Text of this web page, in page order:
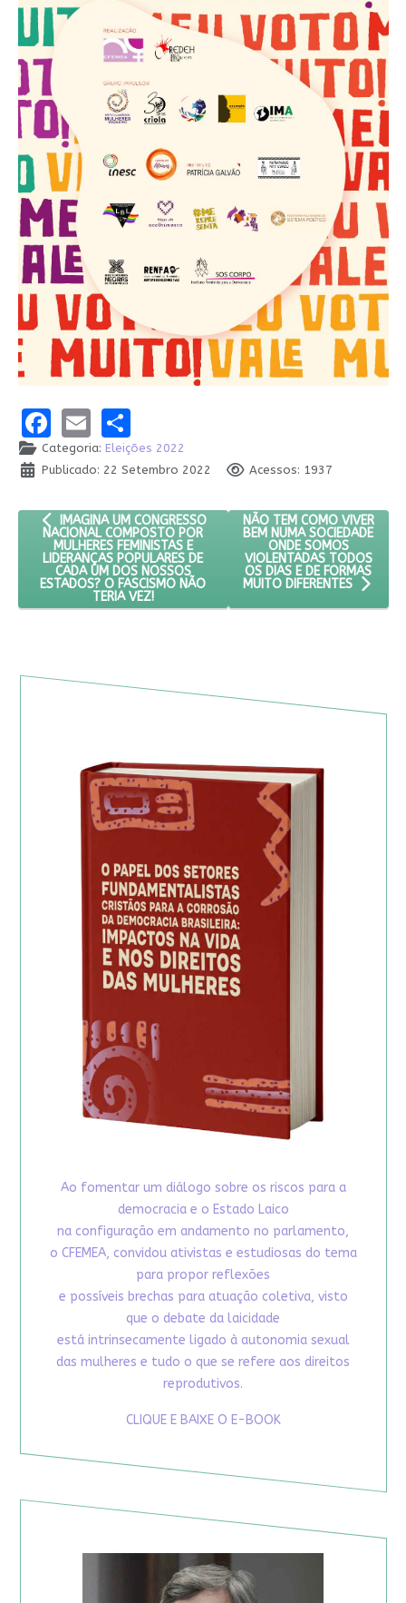
Facebook
EmailShare
Categoria: Eleições 2022
Publicado: 22 Setembro 2022
Acessos: 1937
ARTIGO ANTERIOR: IMAGINA UM CONGRESSO NACIONAL
IMAGINA UM CONGRESSO
NACIONAL COMPOSTO POR
MULHERES FEMINISTAS E
LIDERANÇAS POPULARES DE
CADA UM DOS NOSSOS
ESTADOS? O FASCISMO NÃO
TERIA VEZ!
PRÓXIMO ARTIGO: NÃO
NÃO TEM COMO VIVER
BEM NUMA SOCIEDADE
ONDE SOMOS
VIOLENTADAS TODOS
OS DIAS E DE FORMAS
MUITO DIFERENTES
Ao fomentar um diálogo sobre os riscos para a
democracia e o Estado Laico
na configuração em andamento no parlamento,
o CFEMEA, convidou ativistas e estudiosas do tema
para propor reflexões
e possíveis brechas para atuação coletiva, visto
que o debate da laicidade
está intrinsecamente ligado à autonomia sexual
das mulheres e tudo o que se refere aos direitos
reprodutivos.
CLIQUE E BAIXE O E-BOOK